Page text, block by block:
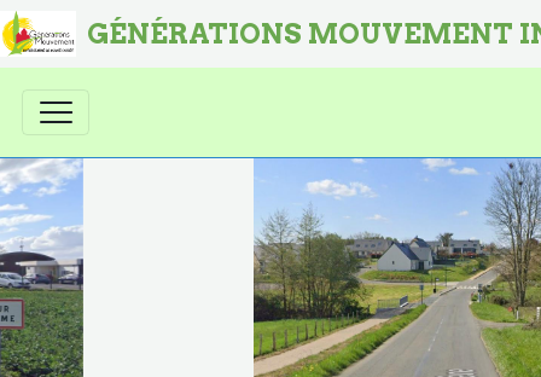
GÉNÉRATIONS MOUVEMENT